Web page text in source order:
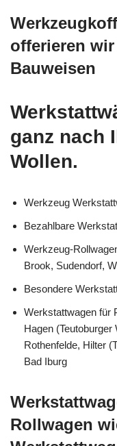
offerieren
Bauweisen
ganz nach
Wollen.
Werkzeug
Bezahlbare
Werkzeug-
Brook, Sudendorf,
Besondere
Werkstattwagen für
Hagen
Rothenfelde, Hilter
Bad Iburg
Rollwagen